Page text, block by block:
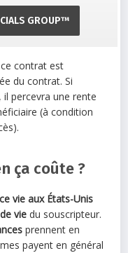
GROUP™
contrat est
du contrat. Si
percevra une rente
(à condition
ça coûte ?
vie aux États-Unis
vie du souscripteur.
prennent en
payent en général